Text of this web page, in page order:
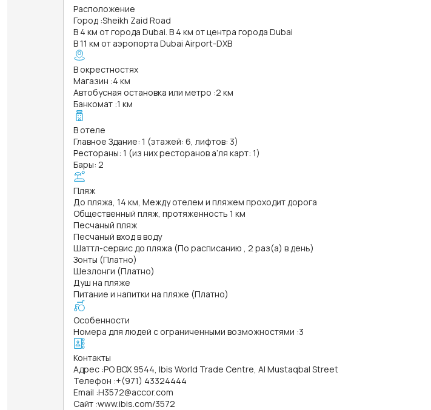
Расположение
Город :Sheikh Zaid Road
В 4 км от города Dubai. В 4 км от центра города Dubai
В 11 км от аэропорта Dubai Airport-DXB
В окрестностях
Магазин :4 км
Автобусная остановка или метро :2 км
Банкомат :1 км
В отеле
Главное Здание: 1 (этажей: 6, лифтов: 3)
Рестораны: 1 (из них ресторанов а’ля карт: 1)
Бары: 2
Пляж
До пляжа, 14 км, Между отелем и пляжем проходит дорога
Общественный пляж, протяженность 1 км
Песчаный пляж
Песчаный вход в воду
Шаттл-сервис до пляжа (По расписанию , 2 раз(а) в день)
Зонты (Платно)
Шезлонги (Платно)
Душ на пляже
Питание и напитки на пляже (Платно)
Особенности
Номера для людей с ограниченными возможностями :3
Контакты
Адрес :PO BOX 9544, Ibis World Trade Centre, Al Mustaqbal Street
Телефон :+(971) 43324444
Email :H3572@accor.com
Сайт :www.ibis.com/3572